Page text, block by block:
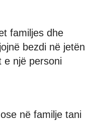
familjes dhe
bezdi në jetën
e një personi
në familje tani